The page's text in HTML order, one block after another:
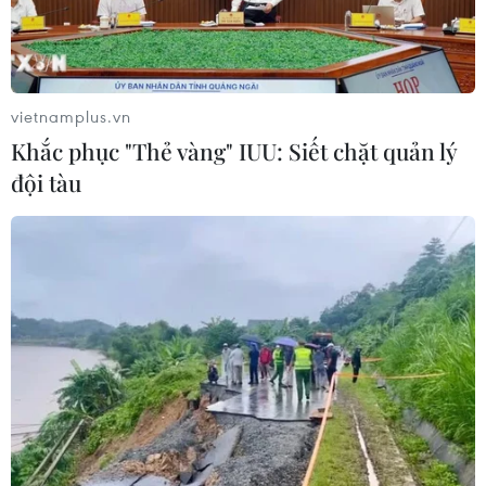
Công an Lào Cai kịp thời cứu nạn, hỗ
trợ người dân trong tình huống khẩn
05/08/2026 10:10
CƠ QUAN CHỦ QUẢN: THÔNG TẤN XÃ VIỆT NAM
Tổng Biên tập: TRẦN TIẾN DUẨN
Phó Tổng Biên tập: NGUYỄN THỊ TÁM, KHÚC THANH
THỦY
vietnamplus.vn
Khắc phục "Thẻ vàng" IUU: Siết chặt quản lý
đội tàu